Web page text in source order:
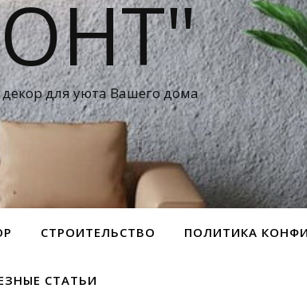
для уюта Вашего дома
СТРОИТЕЛЬСТВО ПОЛИТИКА
СТАТЬИ